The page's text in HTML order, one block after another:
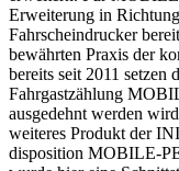
Erweiterung in
Fahrscheindrucker
bewährten Praxis der
bereits seit 2011
Fahrgastzählung
ausgedehnt werden
weiteres Produkt der
disposition MOBILE-